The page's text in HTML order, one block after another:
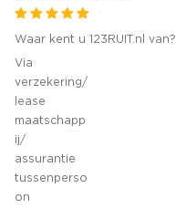
Waar kent u 123RUIT.nl van?
Via
verzekering/
lease
maatschapp
ij/
assurantie
tussenperso
on